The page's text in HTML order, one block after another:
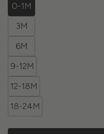
0-1M
3M
6M
9-12M
12-18M
18-24M